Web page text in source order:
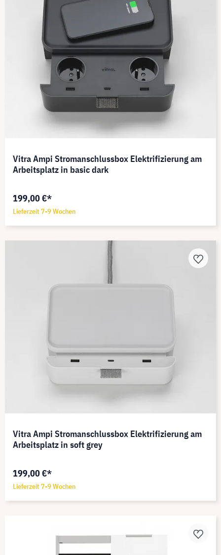
Vitra Ampi Stromanschlussbox Elektrifizierung am
Arbeitsplatz in basic dark
199,00 €*
Lieferzeit 7-9 Wochen
Vitra Ampi Stromanschlussbox Elektrifizierung am
Arbeitsplatz in soft grey
199,00 €*
Lieferzeit 7-9 Wochen